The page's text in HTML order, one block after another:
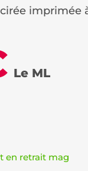
imprimée
Le ML
en retrait mag